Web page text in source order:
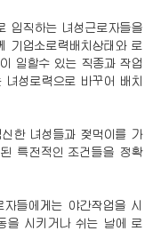
입직하는 녀성근로자들을
기업소로력배치상태와 로
일할수 있는 직종과 작업
녀성로력으로 바꾸어 배치
한 녀성들과 젖먹이를 가
특전적인 조건들을 정확
들에게는 야간작업을 시
을 시키거나 쉬는 날에 로